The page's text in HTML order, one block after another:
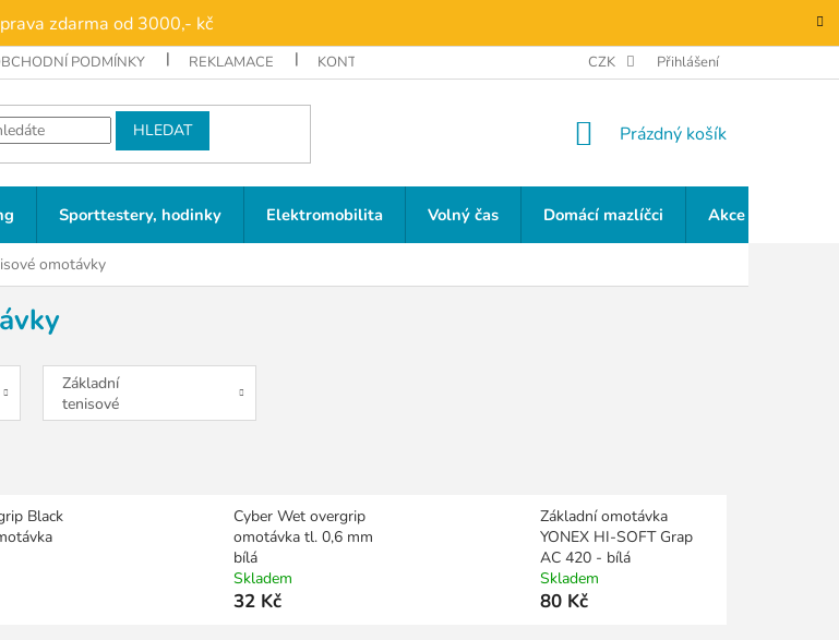
zdarma od 3000,- kč
PODMÍNKY REKLAMACE KONTAKTY CZK Přihlášení
HLEDAT
NÁKUPNÍ
Prázdný košík
Sporttestery, hodinky Elektromobilita Volný čas Domácí mazlíčci Akce a slevy
omotávky
Základní
tenisové
omotávky
Black
Cyber Wet overgrip
omotávka tl. 0,6 mm
bílá
Skladem
32 Kč
Základní omotávka
YONEX HI-SOFT Grap
AC 420 - bílá
Skladem
80 Kč